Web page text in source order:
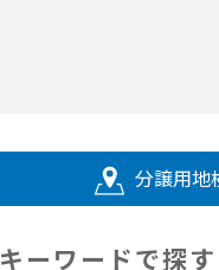
分譲用地
キーワードで探す